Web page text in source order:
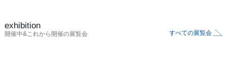
exhibition
開催中&これから開催の展覧会 すべての展覧会